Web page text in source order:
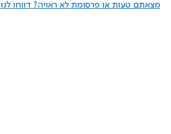
מצאתם טעות או פרסומת לא ראויה? דווחו לנו